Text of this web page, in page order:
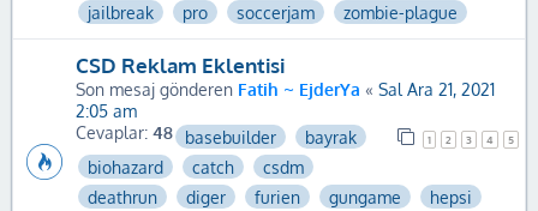
jailbreak
pro soccerjam zombie-plague
CSD Reklam Eklentisi
Son mesaj gönderen Fatih ~ EjderYa « Sal Ara 21, 2021
2:05 am
Cevaplar: 48 1 2 3 4 5
basebuilder
bayrak
biohazard
catch
csdm
deathrun
diger furien gungame
hepsi